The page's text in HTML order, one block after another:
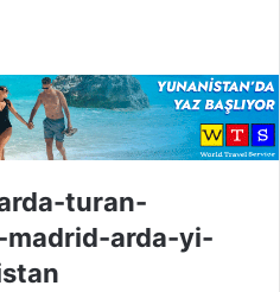
w
o
n
X